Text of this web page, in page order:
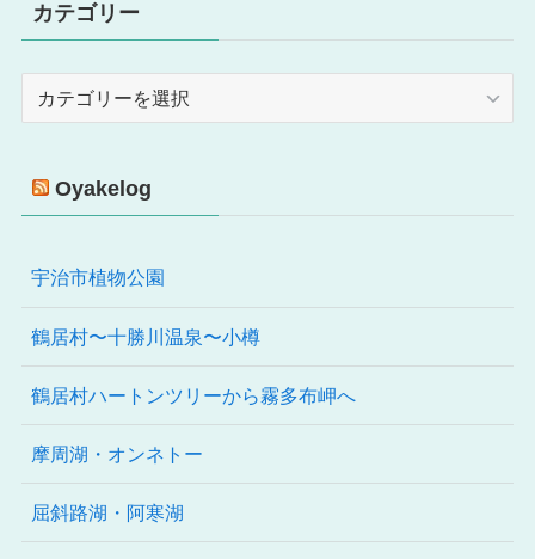
カテゴリー
リ
Oyakelog
宇治市植物公園
鶴居村〜十勝川温泉〜小樽
鶴居村ハートンツリーから霧多布岬へ
摩周湖・オンネトー
屈斜路湖・阿寒湖